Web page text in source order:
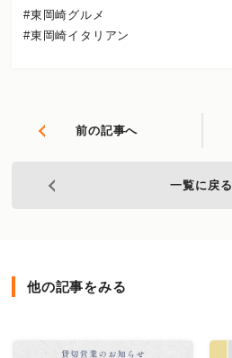
#東岡崎グルメ
#東岡崎イタリアン
前の記事へ
一覧に戻る
他の記事をみる